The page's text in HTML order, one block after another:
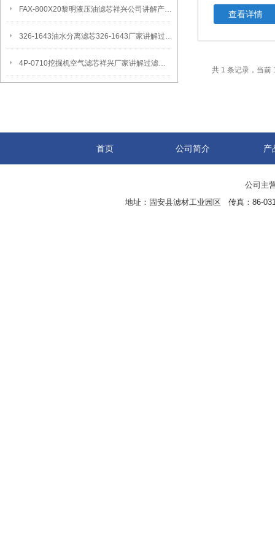
FAX-800X20黎明液压油滤芯祥兴公司讲解产品更换注意事项
326-1643油水分离滤芯326-1643厂家讲解过滤原理
4P-0710挖掘机空气滤芯祥兴厂家讲解过滤作用
查看详情
共 1 条记录，当
首页 公司简介 产
公司主
地址：固安县滤材工业园区 传真：86-